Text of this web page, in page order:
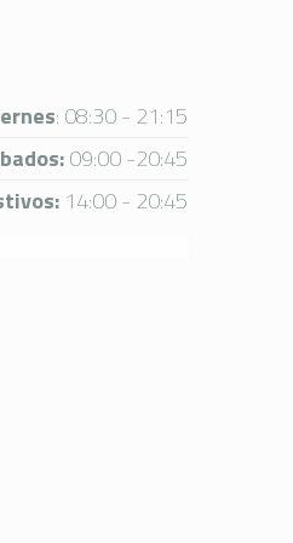
: 08:30 - 21:15
09:00 -20:45
14:00 - 20:45